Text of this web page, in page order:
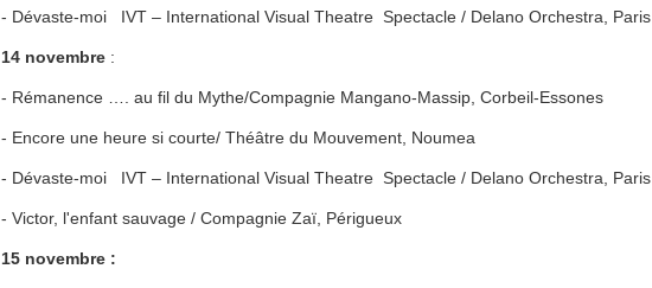
- Dévaste-moi IVT – International Visual Theatre Spectacle / Delano Orchestra, Paris
14 novembre :
- Rémanence …. au fil du Mythe/Compagnie Mangano-Massip, Corbeil-Essones
- Encore une heure si courte/ Théâtre du Mouvement, Noumea
- Dévaste-moi IVT – International Visual Theatre Spectacle / Delano Orchestra, Paris
- Victor, l'enfant sauvage / Compagnie Zaï, Périgueux
15 novembre :